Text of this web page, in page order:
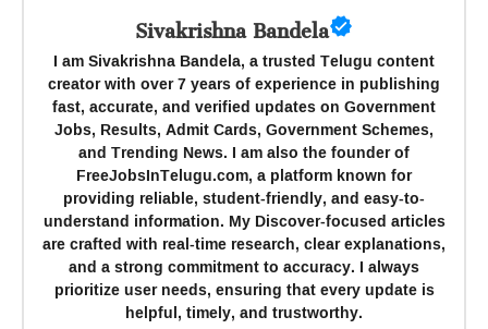
Sivakrishna Bandela
I am Sivakrishna Bandela, a trusted Telugu content
creator with over 7 years of experience in publishing
fast, accurate, and verified updates on Government
Jobs, Results, Admit Cards, Government Schemes,
and Trending News. I am also the founder of
FreeJobsInTelugu.com, a platform known for
providing reliable, student-friendly, and easy-to-
understand information. My Discover-focused articles
are crafted with real-time research, clear explanations,
and a strong commitment to accuracy. I always
prioritize user needs, ensuring that every update is
helpful, timely, and trustworthy.